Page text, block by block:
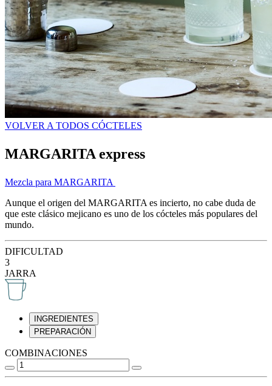
VOLVER A TODOS CÓCTELES
MARGARITA express
Mezcla para MARGARITA
Aunque el origen del MARGARITA es incierto, no cabe duda de
que este clásico mejicano es uno de los cócteles más populares del
mundo.
DIFICULTAD
3
JARRA
INGREDIENTES
PREPARACIÓN
COMBINACIONES